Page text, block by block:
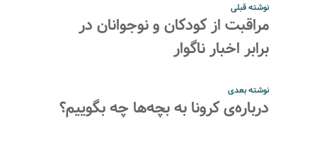
نوشته قبلی
مراقبت از کودکان و نوجوانان در
برابر اخبار ناگوار
نوشته بعدی
درباره‌ی کرونا به بچه‌ها چه بگوییم؟